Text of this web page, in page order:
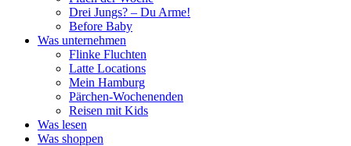
Drei Jungs? – Du Arme!
Before Baby
Was unternehmen
Flinke Fluchten
Latte Locations
Mein Hamburg
Pärchen-Wochenenden
Reisen mit Kids
Was lesen
Was shoppen